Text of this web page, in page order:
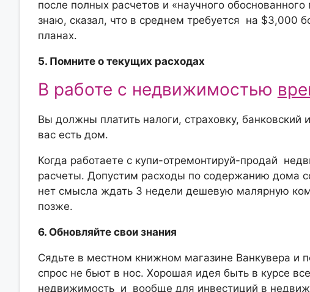
после полных расчетов и «научного
знаю, сказал, что в среднем требуется на $3,000
планах.
5. Помните о текущих расходах
В работе с недвижимостью
Вы должны платить налоги, страховку, банковский
вас есть дом.
Когда работаете с купи-отремонтируй-продай
расчеты. Допустим расходы по содержанию дома
нет смысла ждать 3 недели дешевую малярную
позже.
6. Обновляйте свои знания
Сядьте в местном книжном магазине Ванкувера и
спрос не бьют в нос. Хорошая идея быть в курсе
недвижимость и вообще для инвестиций в